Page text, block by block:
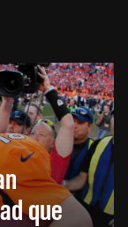
que